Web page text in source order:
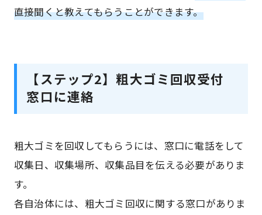
直接聞くと教えてもらうことができます。
【ステップ2】粗大ゴミ回収受付
窓口に連絡
粗大ゴミを回収してもらうには、窓口に電話をして
収集日、収集場所、収集品目を伝える必要がありま
す。
各自治体には、粗大ゴミ回収に関する窓口がありま